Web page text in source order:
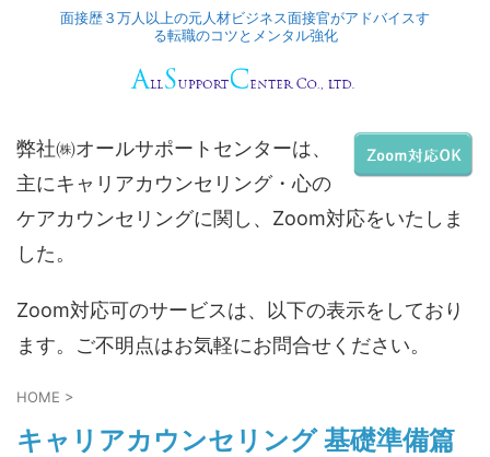
面接歴３万人以上の元人材ビジネス面接官がアドバイスす
る転職のコツとメンタル強化
弊社㈱オールサポートセンターは、
主にキャリアカウンセリング・心の
ケアカウンセリングに関し、Zoom対応をいたしま
した。
Zoom対応可のサービスは、以下の表示をしており
ます。ご不明点はお気軽にお問合せください。
HOME >
キャリアカウンセリング 基礎準備篇